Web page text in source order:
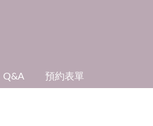
Q&A 預約表單